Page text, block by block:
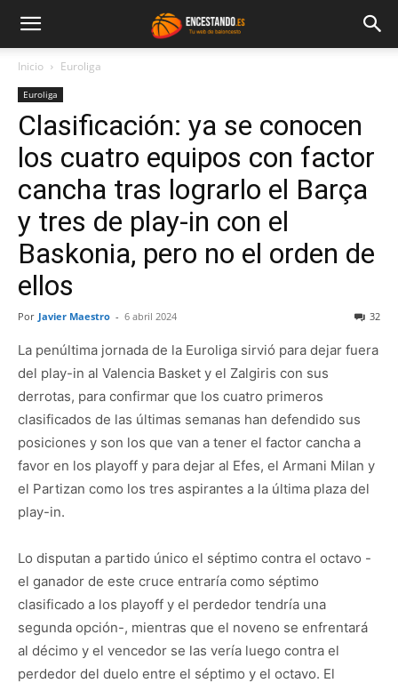
Inicio Euroliga
Euroliga
Clasificación: ya se conocen
los cuatro equipos con factor
cancha tras lograrlo el Barça
y tres de play-in con el
Baskonia, pero no el orden de
ellos
Por Javier Maestro - 6 abril 2024 32
La penúltima jornada de la Euroliga sirvió para dejar fuera
del play-in al Valencia Basket y el Zalgiris con sus
derrotas, para confirmar que los cuatro primeros
clasificados de las últimas semanas han defendido sus
posiciones y son los que van a tener el factor cancha a
favor en los playoff y para dejar al Efes, el Armani Milan y
el Partizan como los tres aspirantes a la última plaza del
play-in.
Lo disputan a partido único el séptimo contra el octavo -
el ganador de este cruce entraría como séptimo
clasificado a los playoff y el perdedor tendría una
segunda opción-, mientras que el noveno se enfrentará
al décimo y el vencedor se las vería luego contra el
perdedor del duelo entre el séptimo y el octavo. El